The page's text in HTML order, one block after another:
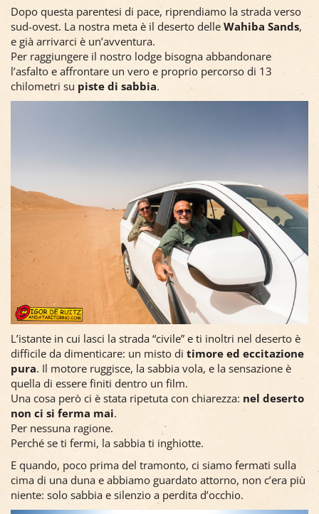
Dopo questa parentesi di pace, riprendiamo la strada verso
sud-ovest. La nostra meta è il deserto delle Wahiba Sands,
e già arrivarci è un’avventura.
Per raggiungere il nostro lodge bisogna abbandonare
l’asfalto e affrontare un vero e proprio percorso di 13
chilometri su piste di sabbia.
L’istante in cui lasci la strada “civile” e ti inoltri nel deserto è
difficile da dimenticare: un misto di timore ed eccitazione
pura. Il motore ruggisce, la sabbia vola, e la sensazione è
quella di essere finiti dentro un film.
Una cosa però ci è stata ripetuta con chiarezza: nel deserto
non ci si ferma mai.
Per nessuna ragione.
Perché se ti fermi, la sabbia ti inghiotte.
E quando, poco prima del tramonto, ci siamo fermati sulla
cima di una duna e abbiamo guardato attorno, non c’era più
niente: solo sabbia e silenzio a perdita d’occhio.